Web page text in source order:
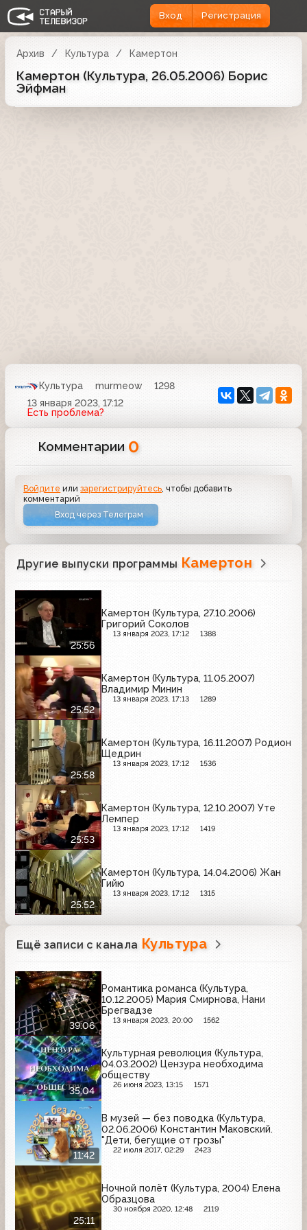
Вход Регистрация
Архив Культура Камертон
Камертон (Культура, 26.05.2006) Борис
Эйфман
Культура murmeow
1298
13 января 2023, 17:12
Есть проблема?
Комментарии 0
Войдите илизарегистрируйтесь , чтобы добавить
комментарий
Вход через Телеграм
Другие выпуски программы Камертон
25:56
Камертон (Культура, 27.10.2006)
Григорий Соколов
13 января 2023, 17:12 1388
25:52
Камертон (Культура, 11.05.2007)
Владимир Минин
13 января 2023, 17:13 1289
25:58
Камертон (Культура, 16.11.2007) Родион
Щедрин
13 января 2023, 17:12 1536
25:53
Камертон (Культура, 12.10.2007) Уте
Лемпер
13 января 2023, 17:12 1419
25:52
Камертон (Культура, 14.04.2006) Жан
Гийю
13 января 2023, 17:12 1315
Ещё записи с канала Культура
39:06
Романтика романса (Культура,
10.12.2005) Мария Смирнова, Нани
Брегвадзе
13 января 2023, 20:00 1562
35:04
Культурная революция (Культура,
04.03.2002) Цензура необходима
обществу
26 июня 2023, 13:15 1571
11:42
В музей — без поводка (Культура,
02.06.2006) Константин Маковский.
"Дети, бегущие от грозы"
22 июля 2017, 02:29 2423
25:11
Ночной полёт (Культура, 2004) Елена
Образцова
30 ноября 2020, 12:48 2119